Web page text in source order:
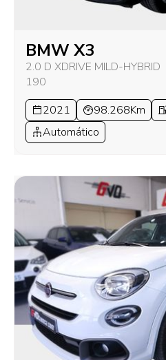
BMW X3
2.0 D XDRIVE MILD-HYBRID
190
2021 98.268Km
Automático